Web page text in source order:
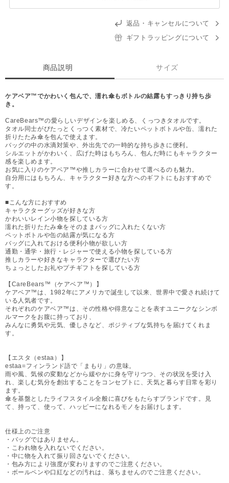
返品・キャンセルについて
ギフトラッピングについて
商品説明 サイズ
ケアベア™でかわいく包んで、濡れ傘もボトルの結露もすっきり持ち歩
き。
CareBears™の愛らしいデザインを楽しめる、くっつきタオルです。
タオル同士がぴたっとくっつく素材で、冷たいペットボトルや缶、濡れた
折りたたみ傘を包んで使えます。
バッグの中の水滴対策や、外出先での一時的な持ち歩きに便利。
シルエットがかわいく、広げた時はもちろん、包んだ時にもキャラクター
感を楽しめます。
お気に入りのケアベア™や推しカラーに合わせて選べるのも魅力。
自分用にはもちろん、キャラクター好きな方へのギフトにもおすすめで
す。
■こんな方におすすめ
キャラクターグッズが好きな方
かわいいレイン小物を探している方
濡れた折りたたみ傘をそのままバッグに入れたくない方
ペットボトルや缶の結露が気になる方
バッグに入れておける便利小物が欲しい方
通勤・通学・旅行・レジャーで使える小物を探している方
推しカラーや好きなキャラクターで選びたい方
ちょっとしたお礼やプチギフトを探している方
【CareBears™（ケアベア™）】
ケアベア™は、1982年にアメリカで誕生して以来、世界中で愛され続けて
いる人気者です。
それぞれのケアベア™は、その性格や得意なことを表すユニークなシンボ
ルマークをお腹に持っており、
みんなに勇気や元気、優しさなど、ポジティブな気持ちを届けてくれま
す。
【エスタ（estaa）】
estaa=フィンランド語で「まもり」の意味。
雨や風、気候の変動などから緩やかに身を守りつつ、その状況を受け入
れ、楽しむ気分を創出することをコンセプトに、天気と暮らす日常を彩り
ます。
傘を基盤としたライフスタイル全般に喜びをもたらすブランドです。見
て、持って、使って、ハッピーになれるモノをお届けします。
仕様上のご注意
・バッグではありません。
・こわれ物を入れないでください。
・中に物を入れて振り回さないでください。
・包み方により強度が変わりますのでご注意ください。
・ボールペンや口紅などの汚れは、落ちませんのでご注意ください。